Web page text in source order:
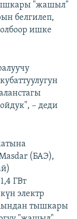
"жашыл"
белгилеп,
ишке
– деди
(БАЭ),
ГВт
электр
тышкары